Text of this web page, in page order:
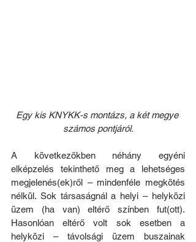
Egy kis KNYKK-s montázs, a két megye
számos pontjáról.
A következőkben néhány egyéni
elképzelés tekinthető meg a lehetséges
megjelenés(ek)ről – mindenféle megkötés
nélkül. Sok társaságnál a helyi – helyközi
üzem (ha van) eltérő színben fut(ott).
Hasonlóan eltérő volt sok esetben a
helyközi – távolsági üzem buszainak